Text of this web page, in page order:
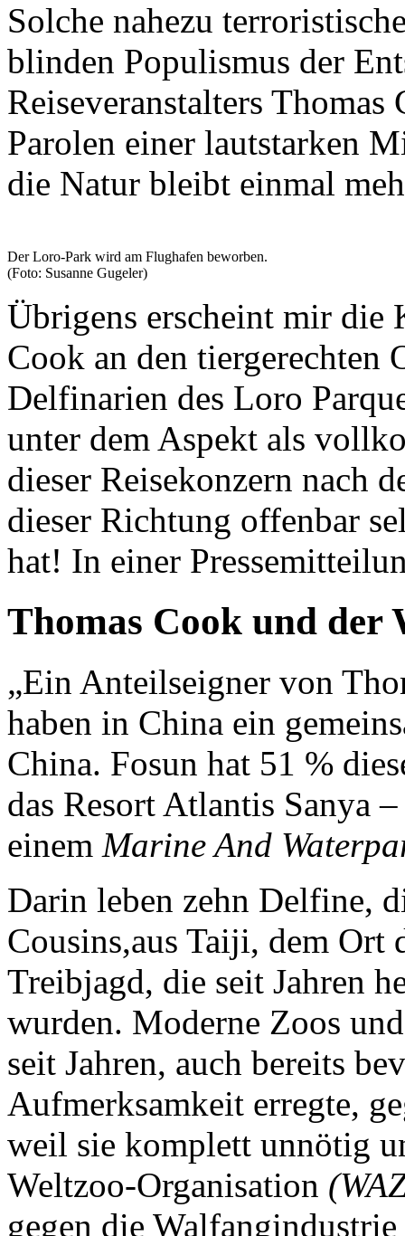
Solche nahezu
blinden Populismus der
Reiseveranstalters
Parolen einer lautstarken
die Natur bleibt einmal
Der Loro-Park wird am Flughafen beworben.
(Foto: Susanne Gugeler)
Übrigens erscheint mir die
Cook an den tiergerechten
Delfinarien des Loro
unter dem Aspekt als
dieser Reisekonzern nach
dieser Richtung offenbar
hat! In einer
Thomas Cook und der
„Ein Anteilseigner von
haben in China ein
China. Fosun hat 51 %
das Resort Atlantis Sanya
einem Marine And
Darin leben zehn Delfine,
Cousins,aus Taiji, dem
Treibjagd, die seit Jahren
wurden. Moderne Zoos
seit Jahren, auch bereits
Aufmerksamkeit erregte,
weil sie komplett unnötig
Weltzoo-Organisation
gegen die